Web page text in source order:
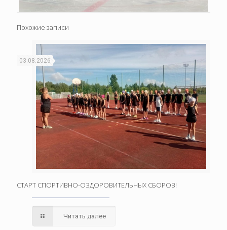
Похожие записи
03.08.2026
СТАРТ СПОРТИВНО-ОЗДОРОВИТЕЛЬНЫХ СБОРОВ!
Читать далее